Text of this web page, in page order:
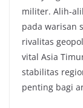
militer. Alih-
pada warisan
rivalitas
vital Asia
stabilitas
penting bagi